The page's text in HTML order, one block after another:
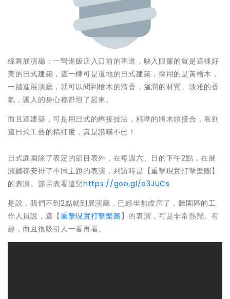
綠舞展演廳：一彎進飯店入口前的車道，映入眼簾的就是這棟好
美的日式建築，這一棟可是道地的日式建築，採用的是黃檜木，
一踏進展演廳，就可以聞到檜木的清香，溫潤的材質、淡雅的香
氣，讓人的身心都舒坦了起來。
而且這建築，可是用日式的榫接技法，精準的將木頭接合，看到
這日式工藝的精細度，真是讚嘆不已！
日式庭園除了表定的節目表外，在每週六、日的下午2點，在展
演聽都安排了不同主題的表演，到訪時是【重擊現實打擊樂團】
的表演。節目表看這兒https://goo.gl/o3JUCs
是說，我們不到2點就到展演廳，已經坐無虛席了，聽園區的工
作人員說，這【重擊現實打擊樂團 】的表演，可是非常熱鬧、有
趣，而且很吸引人一看再看。